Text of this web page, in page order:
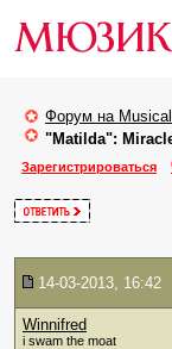
Форум на
"Matilda":
Зарегистрироваться
14-03-2013, 16:42
Winnifred
i swam the moat